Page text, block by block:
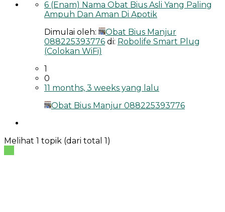
6 (Enam) Nama Obat Bius Asli Yang Paling
Ampuh Dan Aman Di Apotik
Dimulai oleh:
Obat Bius Manjur
088225393776 di: Robolife Smart Plug
(Colokan WiFi)
1
0
11 months, 3 weeks yang lalu
Obat Bius Manjur 088225393776
Melihat 1 topik (dari total 1)